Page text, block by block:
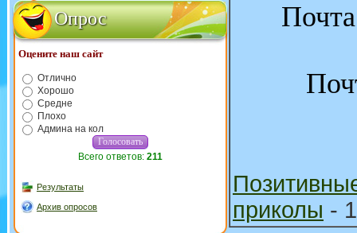
Опрос
Оцените наш сайт
Отлично
Хорошо
Средне
Плохо
Админа на кол
Всего ответов: 211
Результаты
Архив опросов
приколы -